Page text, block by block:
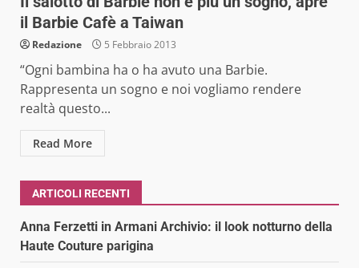
il Barbie Cafè a Taiwan
Redazione 5 Febbraio 2013
“Ogni bambina ha o ha avuto una Barbie.
Rappresenta un sogno e noi vogliamo rendere
realtà questo...
Read More
ARTICOLI RECENTI
Anna Ferzetti in Armani Archivio: il look notturno della
Haute Couture parigina